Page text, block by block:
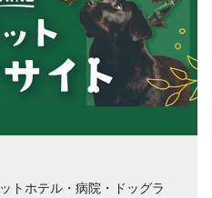
トホテル・病院・ドッグラ